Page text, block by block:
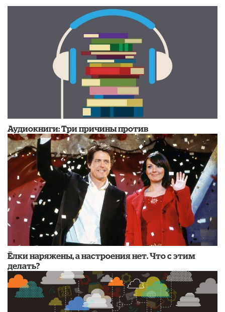
Аудиокниги: Три причины против
Ёлки наряжены, а настроения нет. Что с этим
делать?